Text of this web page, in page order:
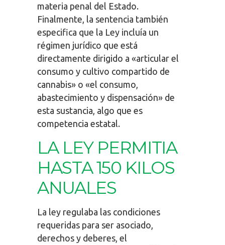
materia penal del Estado.
Finalmente, la sentencia también
especifica que la Ley incluía un
régimen jurídico que está
directamente dirigido a «articular el
consumo y cultivo compartido de
cannabis» o «el consumo,
abastecimiento y dispensación» de
esta sustancia, algo que es
competencia estatal.
LA LEY PERMITIA
HASTA 150 KILOS
ANUALES
La ley regulaba las condiciones
requeridas para ser asociado,
derechos y deberes, el